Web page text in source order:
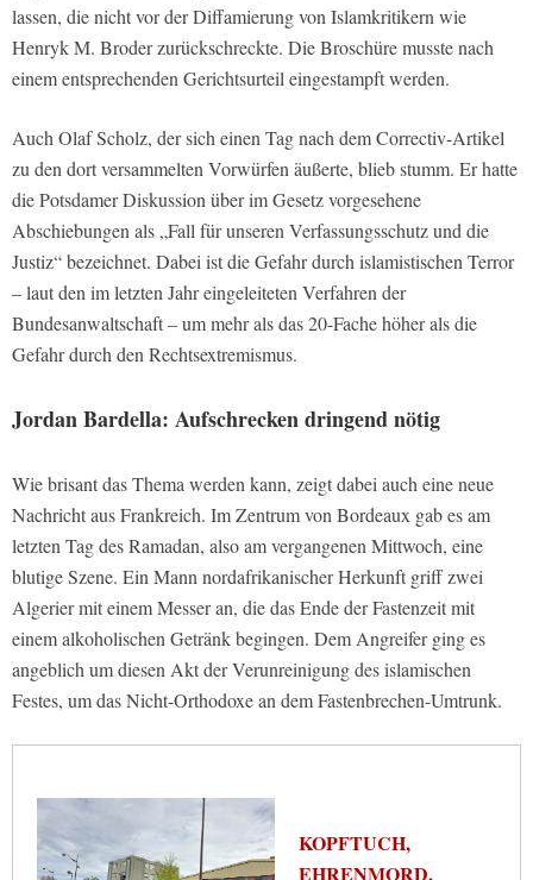
lassen, die nicht vor der Diffamierung von Islamkritikern wie
Henryk M. Broder zurückschreckte. Die Broschüre musste nach
einem entsprechenden Gerichtsurteil eingestampft werden.
Auch Olaf Scholz, der sich einen Tag nach dem Correctiv-Artikel
zu den dort versammelten Vorwürfen äußerte, blieb stumm. Er hatte
die Potsdamer Diskussion über im Gesetz vorgesehene
Abschiebungen als „Fall für unseren Verfassungsschutz und die
Justiz“ bezeichnet. Dabei ist die Gefahr durch islamistischen Terror
– laut den im letzten Jahr eingeleiteten Verfahren der
Bundesanwaltschaft – um mehr als das 20-Fache höher als die
Gefahr durch den Rechtsextremismus.
Jordan Bardella: Aufschrecken dringend nötig
Wie brisant das Thema werden kann, zeigt dabei auch eine neue
Nachricht aus Frankreich. Im Zentrum von Bordeaux gab es am
letzten Tag des Ramadan, also am vergangenen Mittwoch, eine
blutige Szene. Ein Mann nordafrikanischer Herkunft griff zwei
Algerier mit einem Messer an, die das Ende der Fastenzeit mit
einem alkoholischen Getränk begingen. Dem Angreifer ging es
angeblich um diesen Akt der Verunreinigung des islamischen
Festes, um das Nicht-Orthodoxe an dem Fastenbrechen-Umtrunk.
KOPFTUCH,
EHRENMORD,